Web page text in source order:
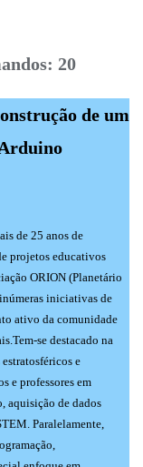
20
de um
de 25 anos de
projetos educativos
ORION (Planetário
iniciativas de
ativo da comunidade
se destacado na
e
e professores em
aquisição de dados
Paralelamente,